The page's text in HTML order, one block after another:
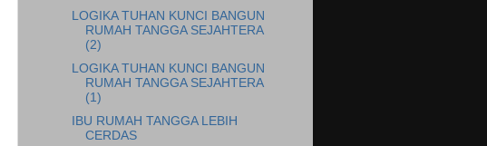
LOGIKA TUHAN KUNCI BANGUN
RUMAH TANGGA SEJAHTERA
(2)
LOGIKA TUHAN KUNCI BANGUN
RUMAH TANGGA SEJAHTERA
(1)
IBU RUMAH TANGGA LEBIH
CERDAS